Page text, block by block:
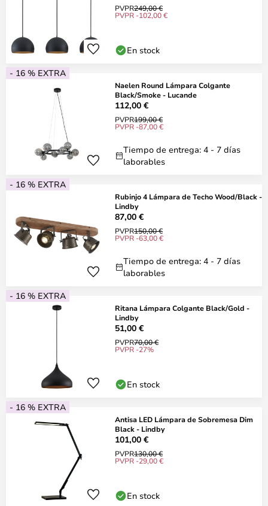
PVPR249,00 €
PVPR -102,00 €
En stock
- 16 % EXTRA
Naelen Round Lámpara Colgante
Black/Smoke - Lucande
112,00 €
PVPR199,00 €
PVPR -87,00 €
Tiempo de entrega: 4 - 7 días
laborables
- 16 % EXTRA
Rubinjo 4 Lámpara de Techo Wood/Black -
Lindby
87,00 €
PVPR150,00 €
PVPR -63,00 €
Tiempo de entrega: 4 - 7 días
laborables
- 16 % EXTRA
Ritana Lámpara Colgante Black/Gold -
Lindby
51,00 €
PVPR70,00 €
PVPR -27%
En stock
- 16 % EXTRA
Antisa LED Lámpara de Sobremesa Dim
Black - Lindby
101,00 €
PVPR130,00 €
PVPR -29,00 €
En stock